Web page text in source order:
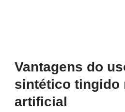
Vantagens do
sintético tingido
artificial